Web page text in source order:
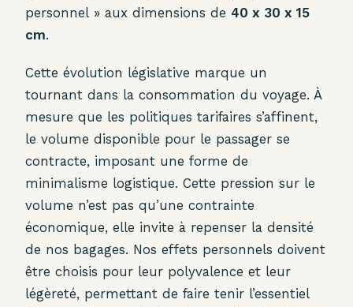
personnel » aux dimensions de 40 x 30 x 15
cm.
Cette évolution législative marque un
tournant dans la consommation du voyage. À
mesure que les politiques tarifaires s’affinent,
le volume disponible pour le passager se
contracte, imposant une forme de
minimalisme logistique. Cette pression sur le
volume n’est pas qu’une contrainte
économique, elle invite à repenser la densité
de nos bagages. Nos effets personnels doivent
être choisis pour leur polyvalence et leur
légèreté, permettant de faire tenir l’essentiel